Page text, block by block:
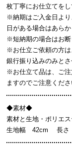
枚丁寧にお仕立てをし
※納期はご入金日よ
日がある場合はあら
※短納期の場合はお断
※お仕立ご依頼の方は
銀行振り込みのみと
※お仕立て品は、ご
ますのでご注意くださ
◆素材◆
素材と生地・ポリエ
生地幅 42cm 長さ